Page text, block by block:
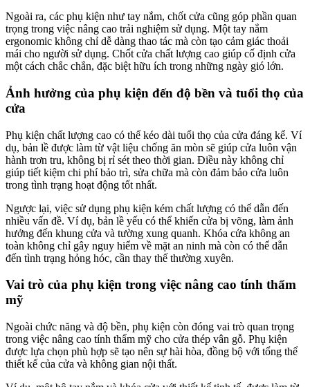
Ngoài ra, các phụ kiện như tay nắm, chốt cửa cũng góp phần quan
trọng trong việc nâng cao trải nghiệm sử dụng. Một tay nắm
ergonomic không chỉ dễ dàng thao tác mà còn tạo cảm giác thoải
mái cho người sử dụng. Chốt cửa chất lượng cao giúp cố định cửa
một cách chắc chắn, đặc biệt hữu ích trong những ngày gió lớn.
Ảnh hưởng của phụ kiện đến độ bền và tuổi thọ của
cửa
Phụ kiện chất lượng cao có thể kéo dài tuổi thọ của cửa đáng kể. Ví
dụ, bản lề được làm từ vật liệu chống ăn mòn sẽ giúp cửa luôn vận
hành trơn tru, không bị rỉ sét theo thời gian. Điều này không chỉ
giúp tiết kiệm chi phí bảo trì, sửa chữa mà còn đảm bảo cửa luôn
trong tình trạng hoạt động tốt nhất.
Ngược lại, việc sử dụng phụ kiện kém chất lượng có thể dẫn đến
nhiều vấn đề. Ví dụ, bản lề yếu có thể khiến cửa bị võng, làm ảnh
hưởng đến khung cửa và tường xung quanh. Khóa cửa không an
toàn không chỉ gây nguy hiểm về mặt an ninh mà còn có thể dẫn
đến tình trạng hỏng hóc, cần thay thế thường xuyên.
Vai trò của phụ kiện trong việc nâng cao tính thẩm
mỹ
Ngoài chức năng và độ bền, phụ kiện còn đóng vai trò quan trọng
trong việc nâng cao tính thẩm mỹ cho cửa thép vân gỗ. Phụ kiện
được lựa chọn phù hợp sẽ tạo nên sự hài hòa, đồng bộ với tổng thể
thiết kế của cửa và không gian nội thất.